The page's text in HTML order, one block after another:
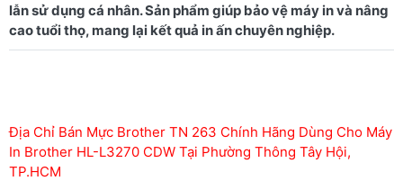
lẫn sử dụng cá nhân. Sản phẩm giúp bảo vệ máy in và nâng
Địa Chỉ Bán Mực Brother TN 263 Chính Hãng Dùng Cho Máy
In Brother HL-L3270 CDW Tại Phường Thông Tây Hội,
TP.HCM